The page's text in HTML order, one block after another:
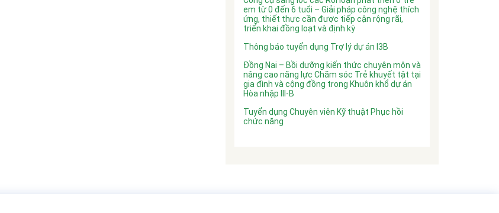
em từ 0 đến 6 tuổi – Giải pháp công nghệ thích
ứng, thiết thực cần được tiếp cận rộng rãi,
triển khai đồng loạt và định kỳ
Thông báo tuyển dụng Trợ lý dự án I3B
Đồng Nai – Bồi dưỡng kiến thức chuyên môn và
nâng cao năng lực Chăm sóc Trẻ khuyết tật tại
gia đình và cộng đồng trong Khuôn khổ dự án
Hòa nhập III-B
Tuyển dụng Chuyên viên Kỹ thuật Phục hồi
chức năng